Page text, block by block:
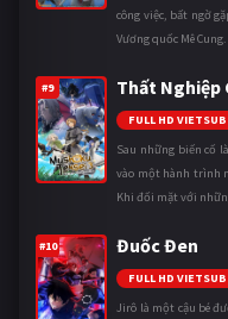
công việc, bất ngờ
Vương quốc Mê
#9 Thất Nghiệp
FULL HD VIETSUB
Sau những biến cố
vào một hành trình
Khi đối mặt với
#10 Đuốc Đen
FULL HD VIETSUB
Jirô là một cậu bé